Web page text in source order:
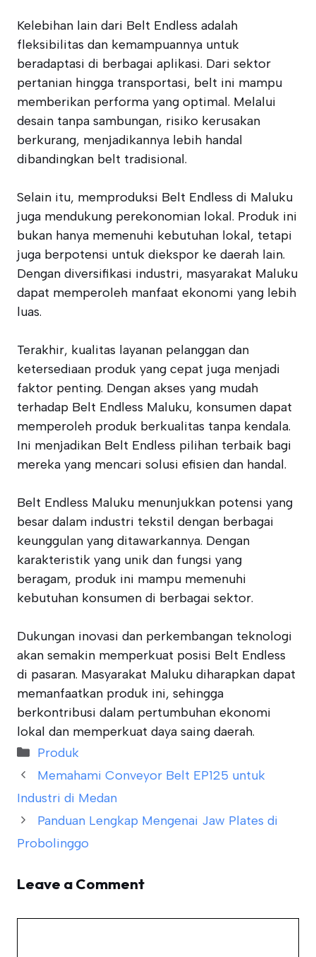
Kelebihan lain dari Belt Endless adalah
fleksibilitas dan kemampuannya untuk
beradaptasi di berbagai aplikasi. Dari sektor
pertanian hingga transportasi, belt ini mampu
memberikan performa yang optimal. Melalui
desain tanpa sambungan, risiko kerusakan
berkurang, menjadikannya lebih handal
dibandingkan belt tradisional.
Selain itu, memproduksi Belt Endless di Maluku
juga mendukung perekonomian lokal. Produk ini
bukan hanya memenuhi kebutuhan lokal, tetapi
juga berpotensi untuk diekspor ke daerah lain.
Dengan diversifikasi industri, masyarakat Maluku
dapat memperoleh manfaat ekonomi yang lebih
luas.
Terakhir, kualitas layanan pelanggan dan
ketersediaan produk yang cepat juga menjadi
faktor penting. Dengan akses yang mudah
terhadap Belt Endless Maluku, konsumen dapat
memperoleh produk berkualitas tanpa kendala.
Ini menjadikan Belt Endless pilihan terbaik bagi
mereka yang mencari solusi efisien dan handal.
Belt Endless Maluku menunjukkan potensi yang
besar dalam industri tekstil dengan berbagai
keunggulan yang ditawarkannya. Dengan
karakteristik yang unik dan fungsi yang
beragam, produk ini mampu memenuhi
kebutuhan konsumen di berbagai sektor.
Dukungan inovasi dan perkembangan teknologi
akan semakin memperkuat posisi Belt Endless
di pasaran. Masyarakat Maluku diharapkan dapat
memanfaatkan produk ini, sehingga
berkontribusi dalam pertumbuhan ekonomi
lokal dan memperkuat daya saing daerah.
Categories
Produk
Memahami Conveyor Belt EP125 untuk
Industri di Medan
Panduan Lengkap Mengenai Jaw Plates di
Probolinggo
Leave a Comment